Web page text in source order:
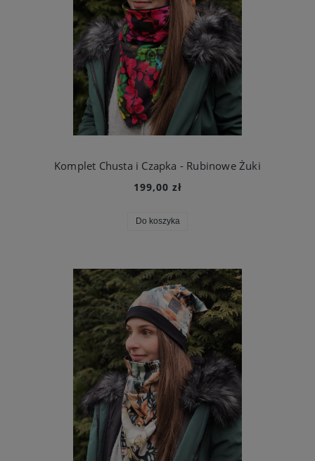
Komplet Chusta i Czapka - Rubinowe Żuki
199,00 zł
Do koszyka